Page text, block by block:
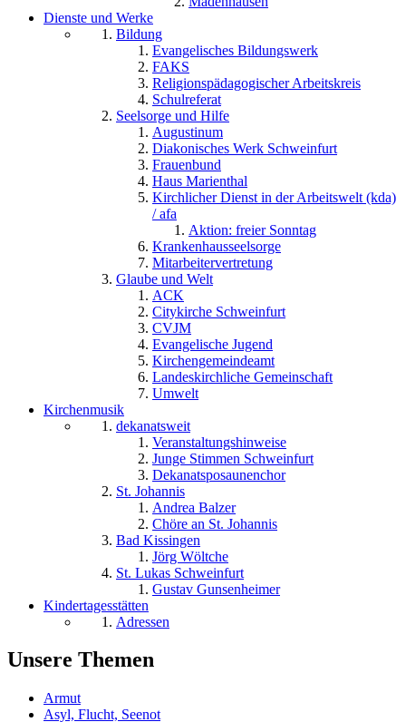
Dienste und Werke
Bildung
Evangelisches Bildungswerk
FAKS
Religionspädagogischer Arbeitskreis
Schulreferat
Seelsorge und Hilfe
Augustinum
Diakonisches Werk Schweinfurt
Frauenbund
Haus Marienthal
Kirchlicher Dienst in der Arbeitswelt (kda)
/ afa
Aktion: freier Sonntag
Krankenhausseelsorge
Mitarbeitervertretung
Glaube und Welt
ACK
Citykirche Schweinfurt
CVJM
Evangelische Jugend
Kirchengemeindeamt
Landeskirchliche Gemeinschaft
Umwelt
Kirchenmusik
dekanatsweit
Veranstaltungshinweise
Junge Stimmen Schweinfurt
Dekanatsposaunenchor
St. Johannis
Andrea Balzer
Chöre an St. Johannis
Bad Kissingen
Jörg Wöltche
St. Lukas Schweinfurt
Gustav Gunsenheimer
Kindertagesstätten
Adressen
Unsere Themen
Armut
Asyl, Flucht, Seenot